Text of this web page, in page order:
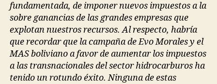
fundamentada, de imponer nuevos impuestos a la
sobre ganancias de las grandes empresas que
explotan nuestros recursos. Al respecto, habría
que recordar que la campaña de Evo Morales y el
MAS boliviano a favor de aumentar los impuestos
a las transnacionales del sector hidrocarburos ha
tenido un rotundo éxito. Ninguna de estas